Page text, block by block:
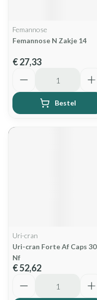
Femannose
Femannose N Zakje 14
€ 27,33
Bestel
Uri-cran
Uri-cran Forte Af Caps 30
Nf
€ 52,62